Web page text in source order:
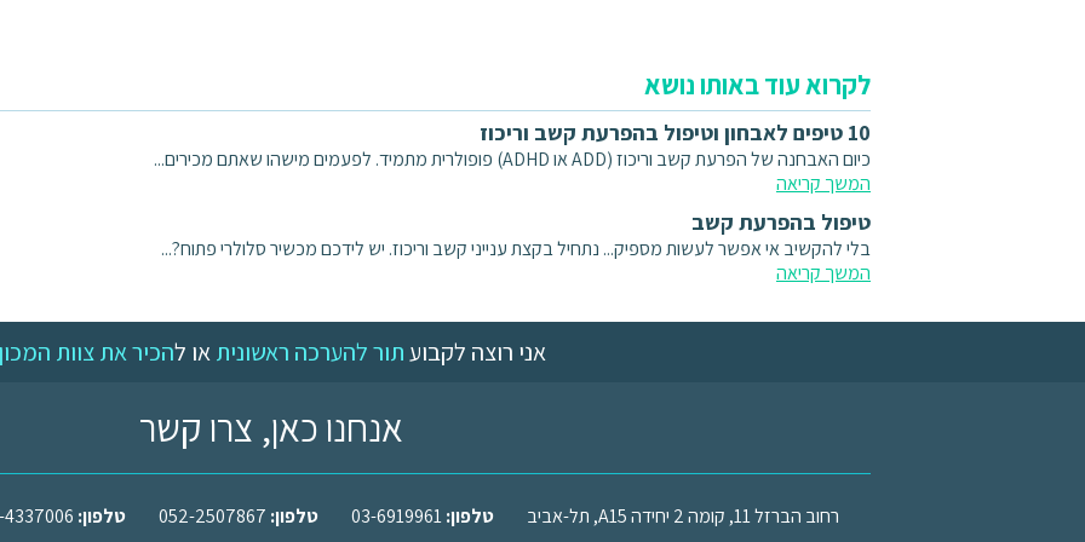
לקרוא עוד באותו נושא
10 טיפים לאבחון וטיפול בהפרעת קשב וריכוז
כיום האבחנה של הפרעת קשב וריכוז (ADD או ADHD) פופולרית מתמיד. לפעמים מישהו שאתם מכירים...
המשך קריאה
טיפול בהפרעת קשב
בלי להקשיב אי אפשר לעשות מספיק... נתחיל בקצת ענייני קשב וריכוז. יש לידכם מכשיר סלולרי פתוח?...
המשך קריאה
אני רוצה לקבועתור להערכה ראשוניתאו להכיר את צוות המכון
אנחנו כאן, צרו קשר
רחוב הברזל 11, קומה 2 יחידה A15, תל-אביב טלפון: 03-6919961 טלפון: 052-2507867 טלפון: